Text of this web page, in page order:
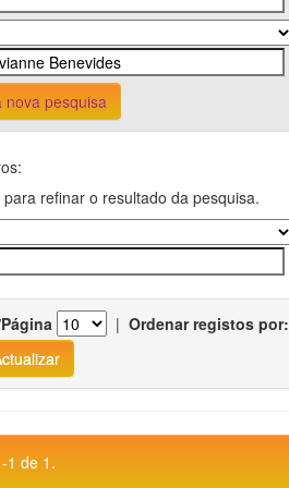
nova pesquisa
para refinar o resultado da pesquisa.
| Ordenar registos por:
1 de 1.